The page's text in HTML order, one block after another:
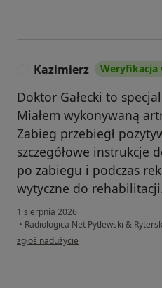
Kazimierz Weryfikacja
Doktor Gałecki to
Miałem wykonywaną
Zabieg przebiegł
szczegółowe instrukcje
po zabiegu i podczas
wytyczne do
1 sierpnia 2026
• Radiologica Net Pytlewski &
w opinii użytkownika Kazimierz
zgłoś nadużycie